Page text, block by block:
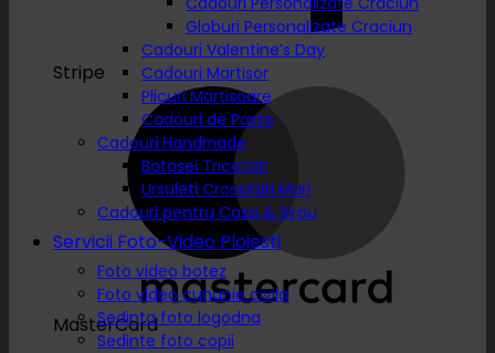
Stripe
MasterCard
Globuri Personalizate Craciun
Cadouri Valentine’s Day
Cadouri Martisor
Plicuri Martisoare
Cadouri de Paste
Cadouri Handmade
Botosei Tricotati
Ursuleti Crosetati Mari
Cadouri pentru Casa & Birou
Servicii Foto-Video Ploiesti
Foto video botez
Foto video cununie civila
Sedinta foto logodna
Sedinte foto copii